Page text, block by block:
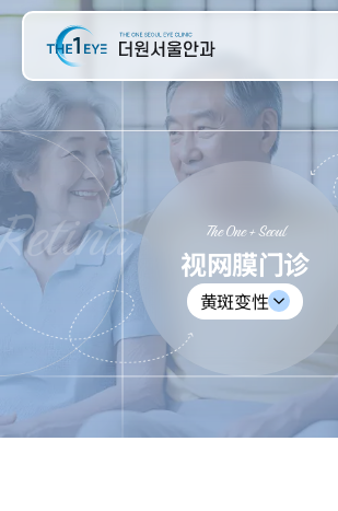
The One 首尔
视网膜门诊
青光眼门诊
白内障门诊
近视门诊
眼综合检查
The One + Seoul
视网膜门诊
黄斑变性